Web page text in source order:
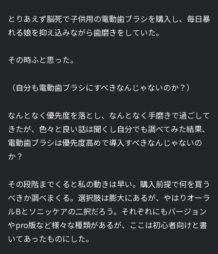
とりあえず脳死で子供用の電動歯ブラシを購入し、毎日暴
れる娘を抑え込みながら歯磨きをしていた。
その時ふと思った。
（自分も電動歯ブラシにすべきなんじゃないのか？）
なんとなく優先度を落とし、なんとなく手磨きで過ごして
きたが、色々と良い話は聞くし自分でも調べてみた結果、
電動歯ブラシは優先度高めで導入すべきなんじゃないの
か？
その段階までくると私の動きは早い。購入前提で何を買う
べきか調べまくる。選択肢は膨大にあるが、やはりオーラ
ルBとソニッケアの二択だろう。それぞれにもバージョン
やpro版など様々な種類があるが、ここは初心者向けと書
いてあったものにした。